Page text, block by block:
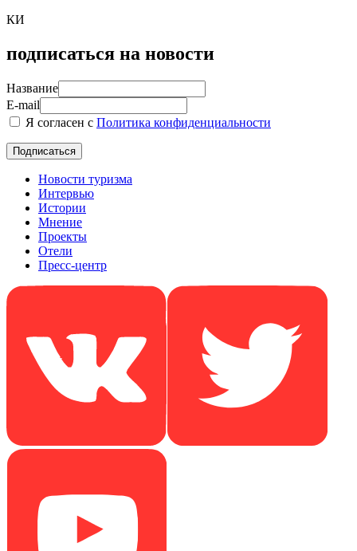
КИ
подписаться на новости
Название
E-mail
Я согласен с Политика конфиденциальности
Новости туризма
Интервью
Истории
Мнение
Проекты
Отели
Пресс-центр